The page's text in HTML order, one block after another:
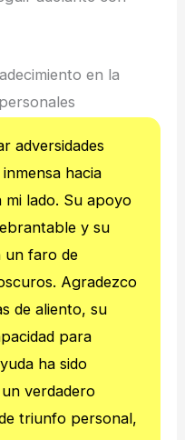
en la
adversidades
hacia
mi lado. Su apoyo
y su
un faro de
Agradezco
de aliento, su
para
ha sido
verdadero
triunfo personal,